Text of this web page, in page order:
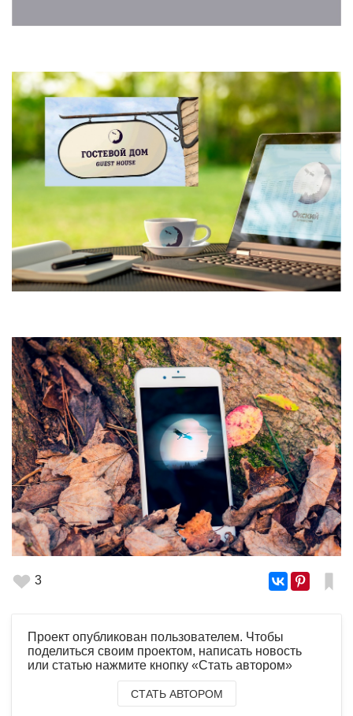
3
Проект опубликован пользователем. Чтобы
поделиться своим проектом, написать новость
или статью нажмите кнопку «Стать автором»
СТАТЬ АВТОРОМ